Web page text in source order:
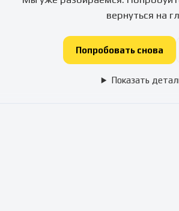
вернуться на
Попробовать снова
Показать